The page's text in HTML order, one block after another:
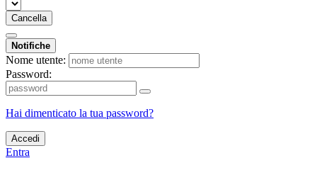
Cancella
Notifiche
Nome utente:
Password:
Hai dimenticato la tua password?
Accedi
Entra